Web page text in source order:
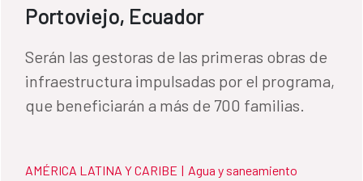
Portoviejo, Ecuador
Serán las gestoras de las primeras obras de
infraestructura impulsadas por el programa,
que beneficiarán a más de 700 familias.
AMÉRICA LATINA Y CARIBE | Agua y saneamiento